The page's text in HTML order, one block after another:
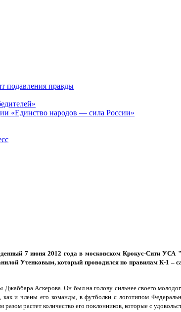
подавления правды
«Единство народов — сила России»
7 июня 2012 года в московском Крокус-Сити УСА
Утенковым, который проводился по правилам К-1 –
Аскерова. Он был на голову сильнее своего
и члены его команды, в футболки с логотипом
растет количество его поклонников, которые с